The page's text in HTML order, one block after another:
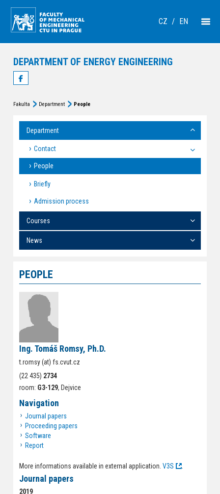
CZ / EN
DEPARTMENT OF ENERGY ENGINEERING
Fakulta Department People
Department
Contact
People
Briefly
Admission process
Courses
News
PEOPLE
Ing. Tomáš Romsy, Ph.D.
t.romsy (at) fs.cvut.cz
(22 435) 2734
room: G3-129, Dejvice
Navigation
Journal papers
Proceeding papers
Software
Report
More informations available in external application. V3S .
Journal papers
2019